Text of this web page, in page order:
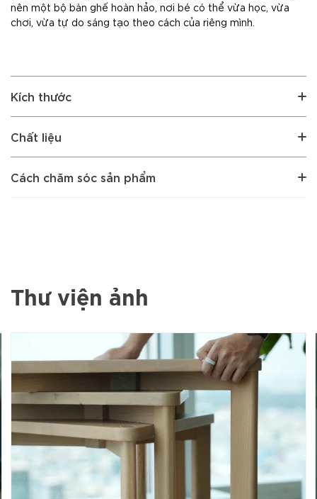
nên một bộ bàn ghế hoàn hảo, nơi bé có thể vừa học, vừa
chơi, vừa tự do sáng tạo theo cách của riêng mình.
Kích thước
Chất liệu
Cách chăm sóc sản phẩm
Thư viện ảnh